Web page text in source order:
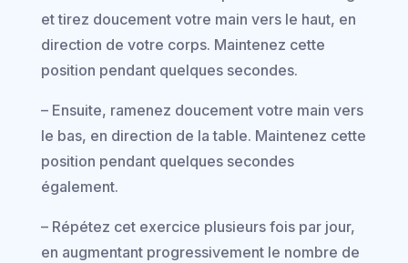
et tirez doucement votre main vers le haut, en
direction de votre corps. Maintenez cette
position pendant quelques secondes.
– Ensuite, ramenez doucement votre main vers
le bas, en direction de la table. Maintenez cette
position pendant quelques secondes
également.
– Répétez cet exercice plusieurs fois par jour,
en augmentant progressivement le nombre de